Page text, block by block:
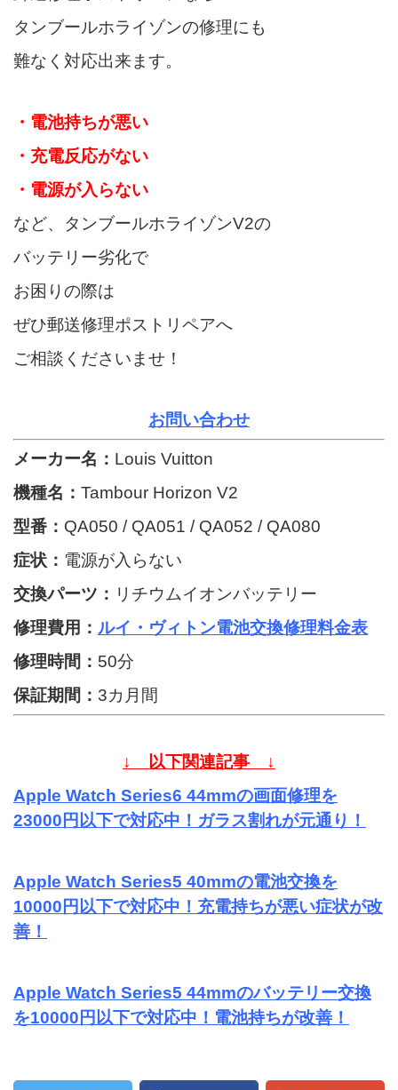
タンブールホライゾンの修理にも
難なく対応出来ます。
・電池持ちが悪い
・充電反応がない
・電源が入らない
など、タンブールホライゾンV2の
バッテリー劣化で
お困りの際は
ぜひ郵送修理ポストリペアへ
ご相談くださいませ！
お問い合わせ
メーカー名： Louis Vuitton
機種名： Tambour Horizon V2
型番： QA050 / QA051 / QA052 / QA080
症状： 電源が入らない
交換パーツ： リチウムイオンバッテリー
修理費用： ルイ・ヴィトン電池交換修理料金表
修理時間： 50分
保証期間： 3カ月間
↓ 以下関連記事 ↓
Apple Watch Series6 44mmの画面修理を
23000円以下で対応中！ガラス割れが元通り！
Apple Watch Series5 40mmの電池交換を
10000円以下で対応中！充電持ちが悪い症状が改
善！
Apple Watch Series5 44mmのバッテリー交換
を10000円以下で対応中！電池持ちが改善！